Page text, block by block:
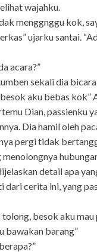
wajahku.
menggnggu kok,
ujarku santai.
acara?”
sekali dia
aku bebas kok”
Dian, passienku
Dia hamil oleh
pergi tidak
menolongnya
detail apa
dari cerita ini, yang
tolong, besok aku
bawakan barang”